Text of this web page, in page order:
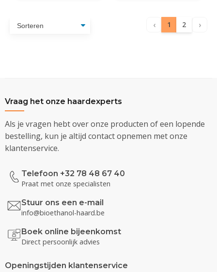
‹ 1 2 ›
Vraag het onze haardexperts
Als je vragen hebt over onze producten of een lopende
bestelling, kun je altijd contact opnemen met onze
klantenservice.
Telefoon +32 78 48 67 40
Praat met onze specialisten
Stuur ons een e-mail
info@bioethanol-haard.be
Boek online bijeenkomst
Direct persoonlijk advies
Openingstijden klantenservice